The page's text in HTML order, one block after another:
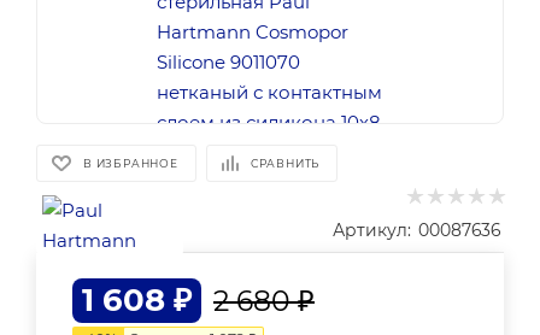
В ИЗБРАННОЕ СРАВНИТЬ
Артикул: 00087636
1 608 ₽ 2 680₽